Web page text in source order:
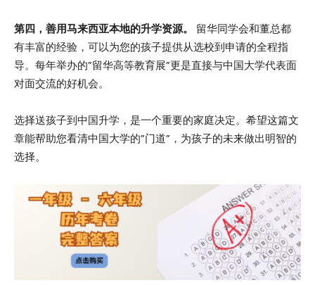
第四，善用马来西亚本地的升学资源。
留华同学会和董总都
有丰富的经验，可以为您的孩子提供从选校到申请的全程指
导。每年举办的”留华高等教育展”更是直接与中国大学代表面
对面交流的好机会。
选择送孩子到中国升学，是一个重要的家庭决定。希望这篇文
章能帮助您看清中国大学的”门道”，为孩子的未来做出明智的
选择。